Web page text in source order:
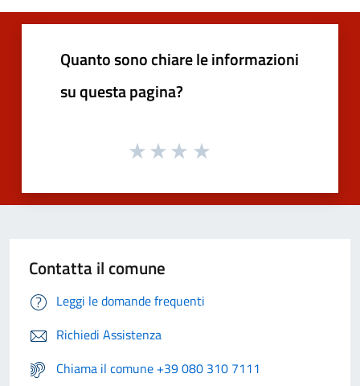
Quanto sono chiare le informazioni
su questa pagina?
Contatta il comune
Leggi le domande frequenti
Richiedi Assistenza
Chiama il comune +39 080 310 7111